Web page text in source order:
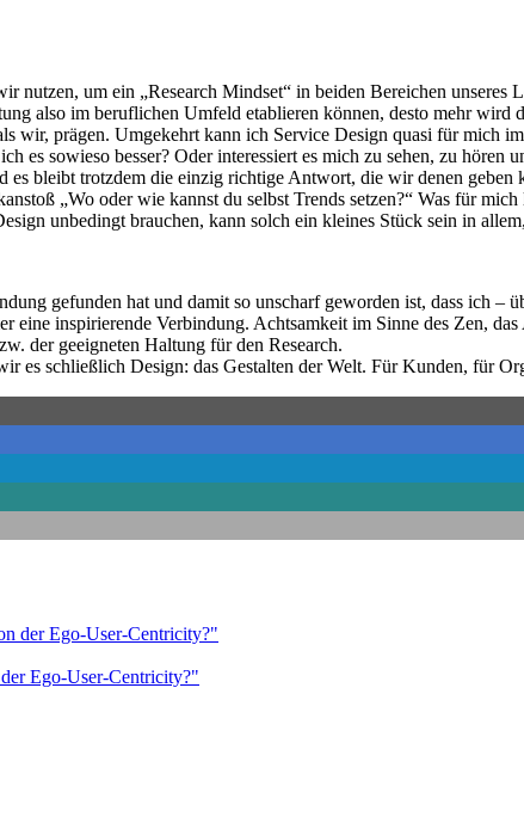
um ein „Research Mindset“ in beiden Bereichen unseres
also im beruflichen Umfeld etablieren können, desto mehr wird
wir, prägen. Umgekehrt kann ich Service Design quasi für mich
es sowieso besser? Oder interessiert es mich zu sehen, zu hören
bleibt trotzdem die einzig richtige Antwort, die wir denen geben
„Wo oder wie kannst du selbst Trends setzen?“ Was für
unbedingt brauchen, kann solch ein kleines Stück sein in
gefunden hat und damit so unscharf geworden ist, dass ich –
eine inspirierende Verbindung. Achtsamkeit im Sinne des Zen,
der geeigneten Haltung für den Research.
es schließlich Design: das Gestalten der Welt. Für Kunden, für
Ego-User-Centricity?"